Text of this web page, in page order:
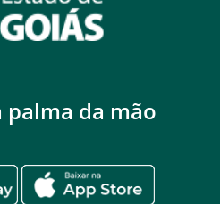
palma da mão